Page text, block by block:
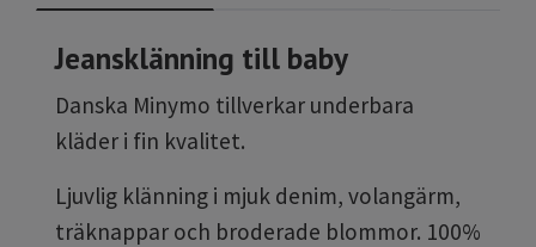
Jeansklänning till baby
Danska Minymo tillverkar underbara
kläder i fin kvalitet.
Ljuvlig klänning i mjuk denim, volangärm,
träknappar och broderade blommor. 100%